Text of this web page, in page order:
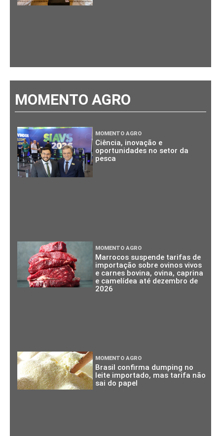
MOMENTO AGRO
MOMENTO AGRO
Ciência, inovação e
oportunidades no setor da
pesca
MOMENTO AGRO
Marrocos suspende tarifas de
importação sobre ovinos vivos
e carnes bovina, ovina, caprina
e camelídea até dezembro de
2026
MOMENTO AGRO
Brasil confirma dumping no
leite importado, mas tarifa não
sai do papel